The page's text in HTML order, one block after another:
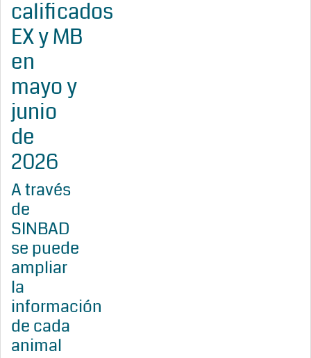
calificados
EX y MB
en
mayo y
junio
de
2026
A través
de
SINBAD
se puede
ampliar
la
información
de cada
animal